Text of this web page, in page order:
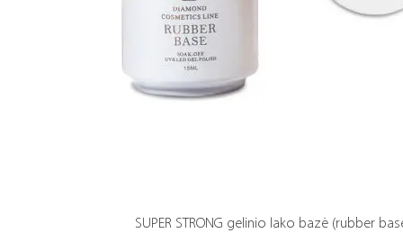
SUPER STRONG gelinio lako bazė (rubber